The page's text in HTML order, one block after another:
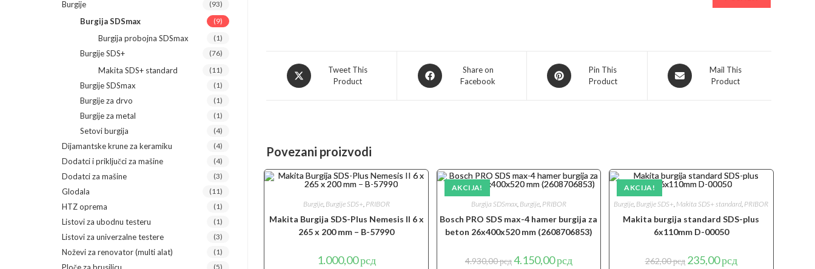
Opens
in
Tweet This
Product
Opens
in
Share on
Facebook
Opens
in
Pin This
Product
Opens
in
Mail This
Product
Povezani proizvodi
Burgije, Burgije SDS+, PRIBOR
Makita Burgija SDS-Plus Nemesis II 6 x
265 x 200 mm – B-57990
1.000,00рсд
AKCIJA!
Burgija SDSmax, Burgije, PRIBOR
Bosch PRO SDS max-4 hamer burgija za
beton 26x400x520 mm (2608706853)
4.930,00рсд Originalna
cena
4.150,00рсдTrenutna
cena
AKCIJA!
Burgije, Burgije SDS+, Makita SDS+ standard, PRIBOR
Makita burgija standard SDS-plus
6x110mm D-00050
262,00рсд Originalna
cena
235,00рсдTrenutna
cena
Burgije (93)
Burgija SDSmax (9)
Burgija probojna SDSmax (1)
Burgije SDS+ (76)
Makita SDS+ standard (11)
Burgije SDSmax (1)
Burgije za drvo (1)
Burgije za metal (1)
Setovi burgija (4)
Dijamantske krune za keramiku (4)
Dodatci i priključci za mašine (4)
Dodatci za mašine (3)
Glodala (11)
HTZ oprema (1)
Listovi za ubodnu testeru (1)
Listovi za univerzalne testere (3)
Noževi za renovator (multi alat) (1)
(5)